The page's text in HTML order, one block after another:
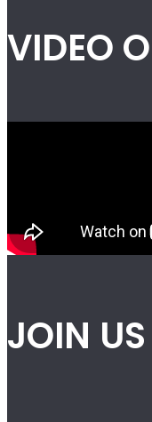
VIDEO
JOIN US